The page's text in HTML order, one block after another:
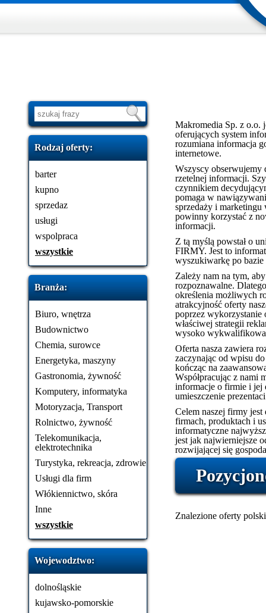
Rodzaj oferty:
barter
kupno
sprzedaz
usługi
wspolpraca
wszystkie
Branża:
Biuro, wnętrza
Budownictwo
Chemia, surowce
Energetyka, maszyny
Gastronomia, żywność
Komputery, informatyka
Motoryzacja, Transport
Rolnictwo, żywność
Telekomunikacja,
elektrotechnika
Turystyka, rekreacja, zdrowie
Usługi dla firm
Włókiennictwo, skóra
Inne
wszystkie
Wojewodztwo:
dolnośląskie
kujawsko-pomorskie
Makromedia Sp. z o.o.
oferujących system
rozumiana informacja
internetowe.
Wszyscy obserwujemy
rzetelnej informacji.
czynnikiem
pomaga w
sprzedaży i
powinny korzystać z
informacji.
Z tą myślą powstał o
FIRMY. Jest to
wyszukiwarkę po bazie
Zależy nam na tym,
rozpoznawalne.
określenia możliwych
atrakcyjność oferty
poprzez wykorzystanie
właściwej strategii
wysoko
Oferta nasza zawiera
zaczynając od wpisu
kończąc na
Współpracując z nami
informacje o firmie i jej
umieszczenie
Celem naszej firmy
firmach, produktach i
informatyczne
jest jak najwierniejsze
rozwijającej się
Znalezione oferty